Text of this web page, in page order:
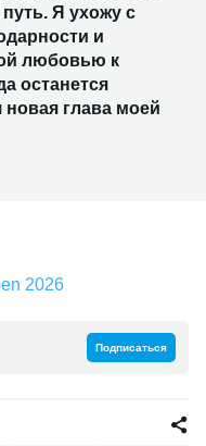
Я ухожу с
и
любовью к
останется
глава моей
2026
Подписаться